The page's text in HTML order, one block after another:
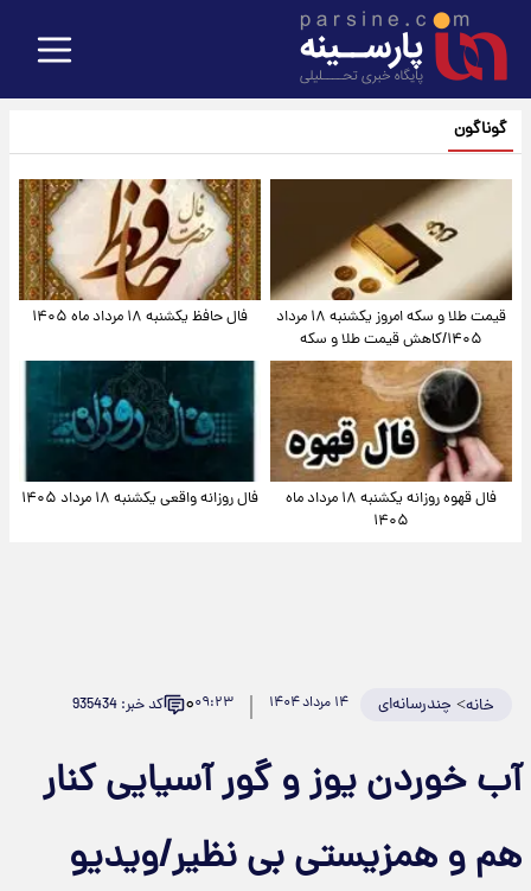
گوناگون
قیمت طلا و سکه امروز یکشنبه ۱۸ مرداد
۱۴۰۵/کاهش قیمت طلا و سکه
فال حافظ یکشنبه ۱۸ مرداد ماه ۱۴۰۵
فال قهوه روزانه یکشنبه ۱۸ مرداد ماه
۱۴۰۵
فال روزانه واقعی یکشنبه ۱۸ مرداد ۱۴۰۵
خانه> چندرسانه‌ای ۱۴ مرداد ۱۴۰۴ ۰۹:۲۳۰ کد خبر: 935434
آب خوردن یوز و گور آسیایی کنار
هم و همزیستی بی نظیر/ویدیو